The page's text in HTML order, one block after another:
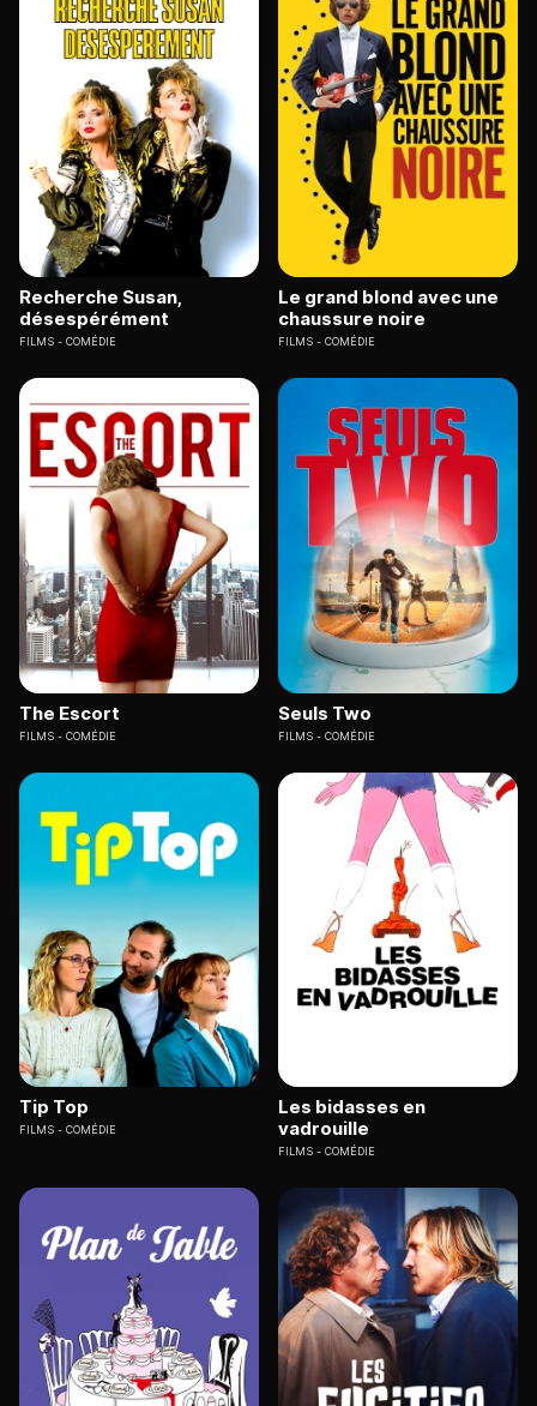
Recherche Susan,
désespérément
FILMS COMÉDIE
Le grand blond avec une
chaussure noire
FILMS COMÉDIE
The Escort
FILMS COMÉDIE
Seuls Two
FILMS COMÉDIE
Tip Top
FILMS COMÉDIE
Les bidasses en
vadrouille
FILMS COMÉDIE